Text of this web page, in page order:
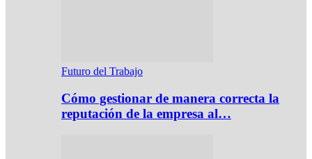
Futuro del Trabajo
Cómo gestionar de manera correcta la
reputación de la empresa al…